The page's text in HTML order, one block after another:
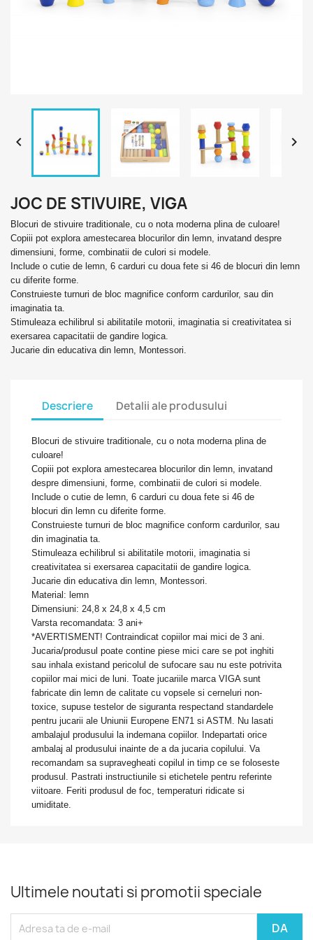
 
JOC DE STIVUIRE, VIGA
Blocuri de stivuire traditionale, cu o nota moderna plina de culoare!
Copiii pot explora amestecarea blocurilor din lemn, invatand despre
dimensiuni, forme, combinatii de culori si modele.
Include o cutie de lemn, 6 carduri cu doua fete si 46 de blocuri din lemn
cu diferite forme.
Construieste turnuri de bloc magnifice conform cardurilor, sau din
imaginatia ta.
Stimuleaza echilibrul si abilitatile motorii, imaginatia si creativitatea si
exersarea capacitatii de gandire logica.
Jucarie din educativa din lemn, Montessori.
Descriere Detalii ale produsului
Blocuri de stivuire traditionale, cu o nota moderna plina de
culoare!
Copiii pot explora amestecarea blocurilor din lemn, invatand
despre dimensiuni, forme, combinatii de culori si modele.
Include o cutie de lemn, 6 carduri cu doua fete si 46 de
blocuri din lemn cu diferite forme.
Construieste turnuri de bloc magnifice conform cardurilor, sau
din imaginatia ta.
Stimuleaza echilibrul si abilitatile motorii, imaginatia si
creativitatea si exersarea capacitatii de gandire logica.
Jucarie din educativa din lemn, Montessori.
Material: lemn
Dimensiuni: 24,8 x 24,8 x 4,5 cm
Varsta recomandata: 3 ani+
*AVERTISMENT! Contraindicat copiilor mai mici de 3 ani.
Jucaria/produsul poate contine piese mici care se pot inghiti
sau inhala existand pericolul de sufocare sau nu este potrivita
copiilor mai mici de luni. Toate jucariile marca VIGA sunt
fabricate din lemn de calitate cu vopsele si cerneluri non-
toxice, supuse testelor de siguranta respectand standardele
pentru jucarii ale Uniunii Europene EN71 si ASTM. Nu lasati
ambalajul produsului la indemana copiilor. Indepartati orice
ambalaj al produsului inainte de a da jucaria copilului. Va
recomandam sa supravegheati copilul in timp ce se foloseste
produsul. Pastrati instructiunile si etichetele pentru referinte
viitoare. Feriti produsul de foc, temperaturi ridicate si
umiditate.
Ultimele noutati si promotii speciale